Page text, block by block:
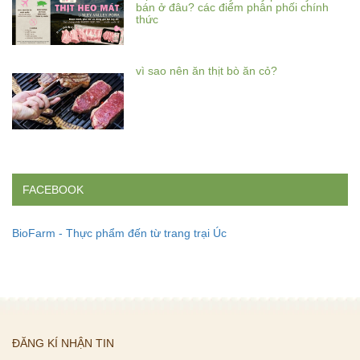
bán ở đâu? các điểm phân phối chính
thức
vì sao nên ăn thịt bò ăn cỏ?
FACEBOOK
BioFarm - Thực phẩm đến từ trang trại Úc
ĐĂNG KÍ NHẬN TIN